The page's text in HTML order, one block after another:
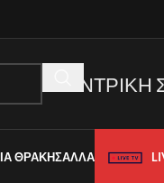
ΚΕΝΤΡΙΚΗ
ΘΡΆΚΗΣΑΛΛΑ